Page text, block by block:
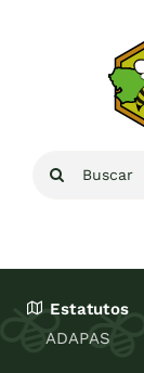
Buscar:
Estatutos
ADAPAS